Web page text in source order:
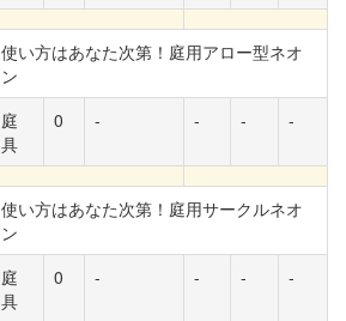
使い方はあなた次第！庭用アロー型ネオ
ン
庭
具
0 - - - -
使い方はあなた次第！庭用サークルネオ
ン
庭
具
0 - - - -